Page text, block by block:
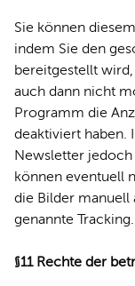
Sie können
indem Sie den
bereitgestellt
auch dann nicht
Programm die
deaktiviert haben.
Newsletter jedoch
können eventuell
die Bilder manuell
genannte Tracking.
§11 Rechte der